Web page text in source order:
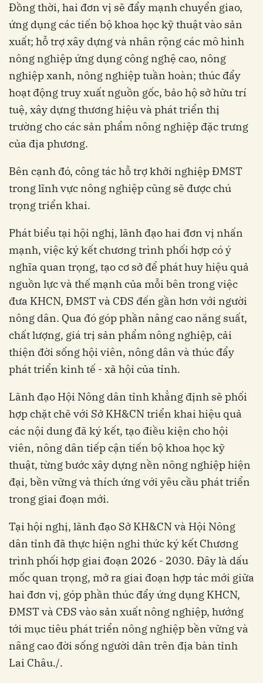
Đồng thời, hai đơn vị sẽ đẩy mạnh chuyển giao,
ứng dụng các tiến bộ khoa học kỹ thuật vào sản
xuất; hỗ trợ xây dựng và nhân rộng các mô hình
nông nghiệp ứng dụng công nghệ cao, nông
nghiệp xanh, nông nghiệp tuần hoàn; thúc đẩy
hoạt động truy xuất nguồn gốc, bảo hộ sở hữu trí
tuệ, xây dựng thương hiệu và phát triển thị
trường cho các sản phẩm nông nghiệp đặc trưng
của địa phương.
Bên cạnh đó, công tác hỗ trợ khởi nghiệp ĐMST
trong lĩnh vực nông nghiệp cũng sẽ được chú
trọng triển khai.
Phát biểu tại hội nghị, lãnh đạo hai đơn vị nhấn
mạnh, việc ký kết chương trình phối hợp có ý
nghĩa quan trọng, tạo cơ sở để phát huy hiệu quả
nguồn lực và thế mạnh của mỗi bên trong việc
đưa KHCN, ĐMST và CĐS đến gần hơn với người
nông dân. Qua đó góp phần nâng cao năng suất,
chất lượng, giá trị sản phẩm nông nghiệp, cải
thiện đời sống hội viên, nông dân và thúc đẩy
phát triển kinh tế - xã hội của tỉnh.
Lãnh đạo Hội Nông dân tỉnh khẳng định sẽ phối
hợp chặt chẽ với Sở KH&CN triển khai hiệu quả
các nội dung đã ký kết, tạo điều kiện cho hội
viên, nông dân tiếp cận tiến bộ khoa học kỹ
thuật, từng bước xây dựng nền nông nghiệp hiện
đại, bền vững và thích ứng với yêu cầu phát triển
trong giai đoạn mới.
Tại hội nghị, lãnh đạo Sở KH&CN và Hội Nông
dân tỉnh đã thực hiện nghi thức ký kết Chương
trình phối hợp giai đoạn 2026 - 2030. Đây là dấu
mốc quan trọng, mở ra giai đoạn hợp tác mới giữa
hai đơn vị, góp phần thúc đẩy ứng dụng KHCN,
ĐMST và CĐS vào sản xuất nông nghiệp, hướng
tới mục tiêu phát triển nông nghiệp bền vững và
nâng cao đời sống người dân trên địa bàn tỉnh
Lai Châu./.